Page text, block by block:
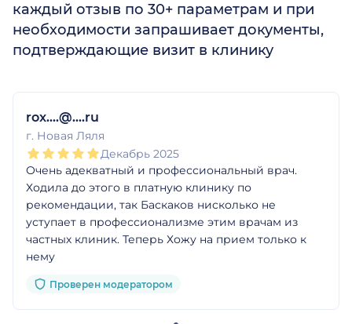
каждый отзыв по 30+ параметрам и при
необходимости запрашивает документы,
подтверждающие визит в клинику
rox....@....ru
г. Новая Ляля
Декабрь 2025
Очень адекватный и профессиональный врач.
Ходила до этого в платную клинику по
рекомендации, так Баскаков нисколько не
уступает в профессионализме этим врачам из
частных клиник. Теперь Хожу на прием только к
нему
Проверен модератором